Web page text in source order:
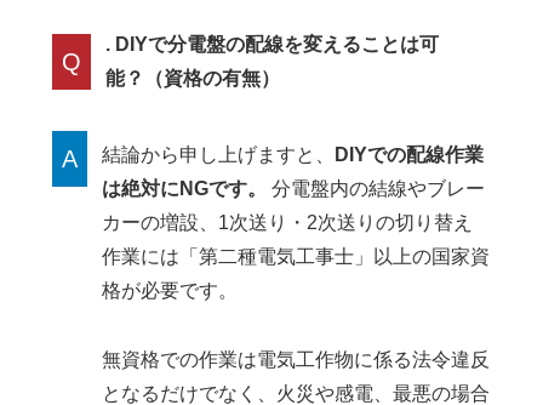
Q
. DIYで分電盤の配線を変えることは可
能？（資格の有無）
A 結論から申し上げますと、
DIYでの配線作業
は絶対にNGです。
分電盤内の結線やブレー
カーの増設、1次送り・2次送りの切り替え
作業には「第二種電気工事士」以上の国家資
格が必要です。
無資格での作業は電気工作物に係る法令違反
となるだけでなく、火災や感電、最悪の場合